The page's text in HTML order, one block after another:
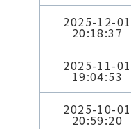
2025-12-01
20:18:37
2025-11-01
19:04:53
2025-10-01
20:59:20